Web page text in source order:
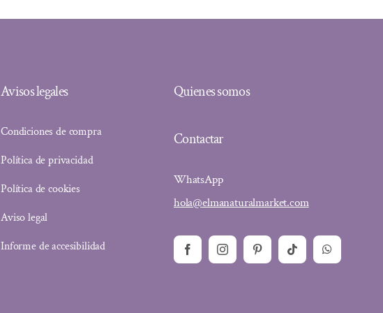
Avisos legales
Condiciones de compra
Política de privacidad
Política de cookies
Aviso legal
Informe de accesibilidad
Quienes somos
Contactar
WhatsApp
hola@elmanaturalmarket.com